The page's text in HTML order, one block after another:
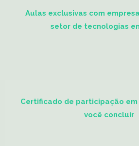
Aulas exclusivas com
setor de tecnologias
Certificado de participação
você concluir